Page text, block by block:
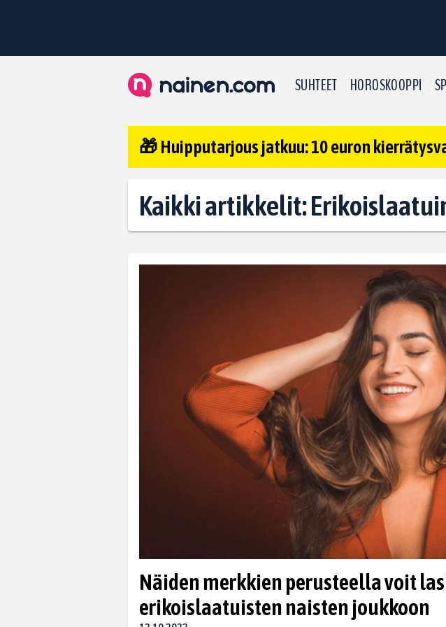
SUHTEET HOROSKOOPPI
🎁 Huipputarjous jatkuu: 10 euron
Kaikki artikkelit:
Näiden merkkien perusteella voit
erikoislaatuisten naisten joukkoon